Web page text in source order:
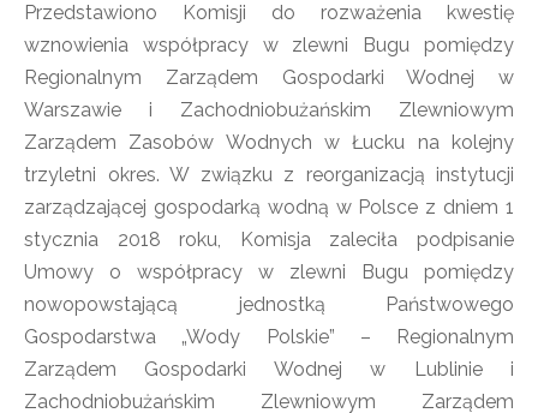
Przedstawiono Komisji do rozważenia kwestię
wznowienia współpracy w zlewni Bugu pomiędzy
Regionalnym Zarządem Gospodarki Wodnej w
Warszawie i Zachodniobużańskim Zlewniowym
Zarządem Zasobów Wodnych w Łucku na kolejny
trzyletni okres. W związku z reorganizacją instytucji
zarządzającej gospodarką wodną w Polsce z dniem 1
stycznia 2018 roku, Komisja zaleciła podpisanie
Umowy o współpracy w zlewni Bugu pomiędzy
nowopowstającą jednostką Państwowego
Gospodarstwa „Wody Polskie” – Regionalnym
Zarządem Gospodarki Wodnej w Lublinie i
Zachodniobużańskim Zlewniowym Zarządem